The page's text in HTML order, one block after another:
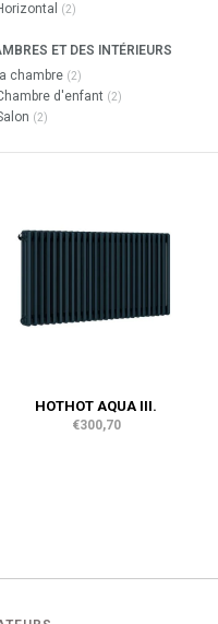
(2)
ET DES INTÉRIEURS
la chambre (2)
d'enfant (2)
(2)
HOTHOT AQUA III.
€300,70